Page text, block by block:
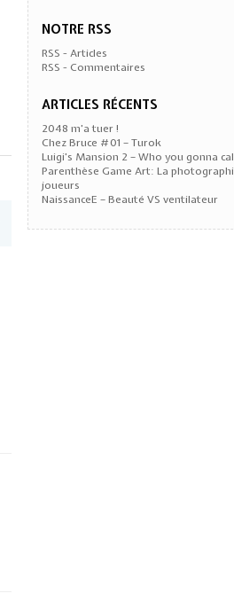
NOTRE RSS
RSS - Articles
RSS - Commentaires
ARTICLES RÉCENTS
2048 m’a tuer !
Chez Bruce #01 – Turok
Luigi’s Mansion 2 – Who you gonna
Parenthèse Game Art: La
joueurs
NaissanceE – Beauté VS ventilateur